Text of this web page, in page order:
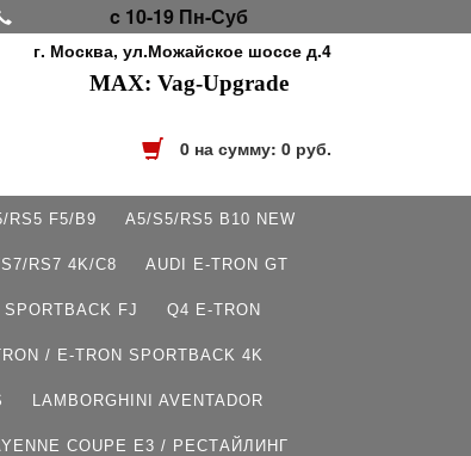
c 10-19 Пн-Суб
г. Москва, ул.Можайское шоссе д.4
MAX: Vag-Upgrade
0на сумму: 0руб.
RS5 F5/B9 A5/S5/RS5 B10 NEW
RS7 4K/C8 AUDI E-TRON GT
FJ Q4 E-TRON
/ E-TRON SPORTBACK 4K
LAMBORGHINI AVENTADOR
COUPE E3 / РЕСТАЙЛИНГ